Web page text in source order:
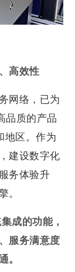
高效性
网络，已为
品质的产品
地区。作为
建设数字化
务体验升
。
成的功能，
服务满意度
。